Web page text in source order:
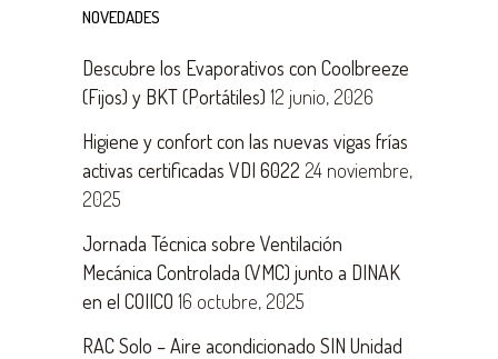
NOVEDADES
Descubre los Evaporativos con Coolbreeze
(Fijos) y BKT (Portátiles) 12 junio, 2026
Higiene y confort con las nuevas vigas frías
activas certificadas VDI 6022 24 noviembre,
2025
Jornada Técnica sobre Ventilación
Mecánica Controlada (VMC) junto a DINAK
en el COIICO 16 octubre, 2025
RAC Solo – Aire acondicionado SIN Unidad